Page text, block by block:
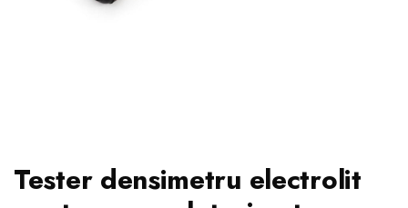
Tester densimetru electrolit